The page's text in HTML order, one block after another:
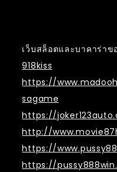
เว็บสล็อตและบาคาร่าข
918kiss
https://
sagame
https://
http://
https://
https://